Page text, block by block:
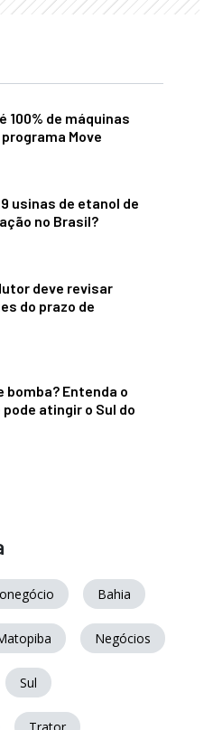
100% de máquinas
Move
usinas de etanol de
no Brasil?
deve revisar
do prazo de
bomba? Entenda o
atingir o Sul do
Bahia
Negócios
Sul